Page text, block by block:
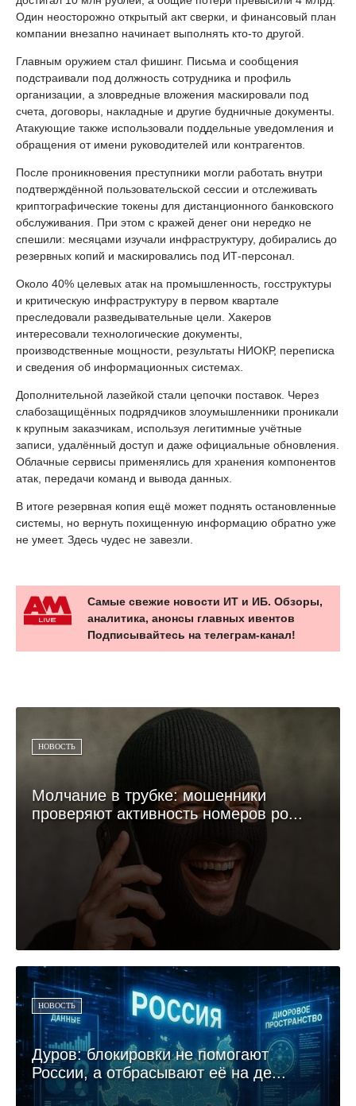
Один неосторожно открытый акт сверки, и финансовый план
компании внезапно начинает выполнять кто-то другой.
Главным оружием стал фишинг. Письма и сообщения
подстраивали под должность сотрудника и профиль
организации, а зловредные вложения маскировали под
счета, договоры, накладные и другие будничные документы.
Атакующие также использовали поддельные уведомления и
обращения от имени руководителей или контрагентов.
После проникновения преступники могли работать внутри
подтверждённой пользовательской сессии и отслеживать
криптографические токены для дистанционного банковского
обслуживания. При этом с кражей денег они нередко не
спешили: месяцами изучали инфраструктуру, добирались до
резервных копий и маскировались под ИТ-персонал.
Около 40% целевых атак на промышленность, госструктуры
и критическую инфраструктуру в первом квартале
преследовали разведывательные цели. Хакеров
интересовали технологические документы,
производственные мощности, результаты НИОКР, переписка
и сведения об информационных системах.
Дополнительной лазейкой стали цепочки поставок. Через
слабозащищённых подрядчиков злоумышленники проникали
к крупным заказчикам, используя легитимные учётные
записи, удалённый доступ и даже официальные обновления.
Облачные сервисы применялись для хранения компонентов
атак, передачи команд и вывода данных.
В итоге резервная копия ещё может поднять остановленные
системы, но вернуть похищенную информацию обратно уже
не умеет. Здесь чудес не завезли.
Самые свежие новости ИТ и ИБ. Обзоры,
аналитика, анонсы главных ивентов
Подписывайтесь на телеграм-канал!
НОВОСТЬ
Молчание в трубке: мошенники
проверяют активность номеров ро...
НОВОСТЬ
Дуров: блокировки не помогают
России, а отбрасывают её на де...